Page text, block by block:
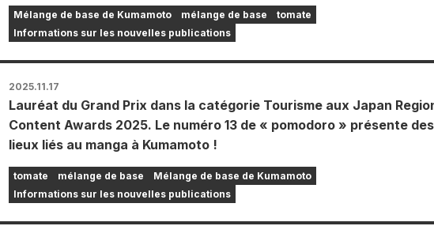
Mélange de base de Kumamoto mélange de base
tomate
Informations sur les nouvelles publications
2025.11.17
Lauréat du Grand Prix dans la catégorie Tourisme aux Japan
Content Awards 2025. Le numéro 13 de « pomodoro » présente des
lieux liés au manga à Kumamoto !
tomate mélange de base
Mélange de base de Kumamoto
Informations sur les nouvelles publications